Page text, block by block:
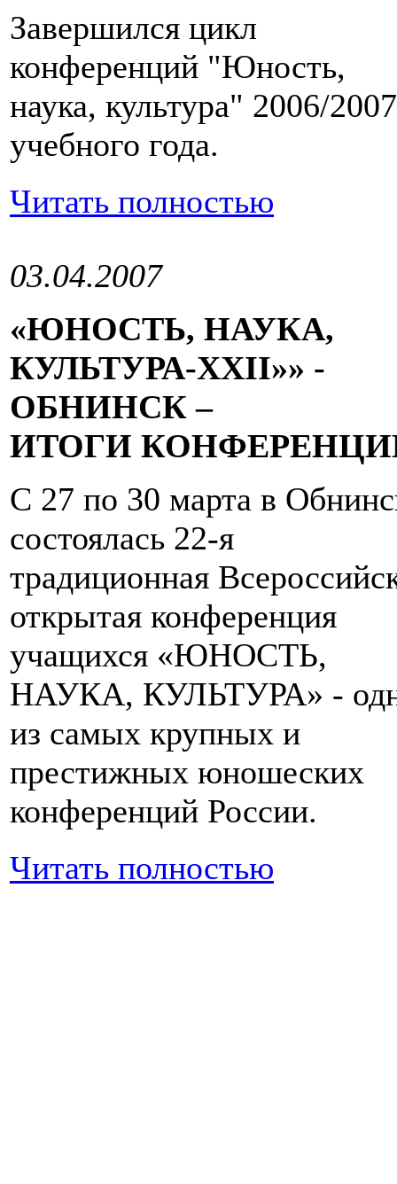
Завершился цикл
конференций "Юность,
наука, культура" 2006/2007
учебного года.
Читать полностью
03.04.2007
«ЮНОСТЬ, НАУКА,
КУЛЬТУРА-XXII»» -
ОБНИНСК –
ИТОГИ
С 27 по 30 марта в
состоялась 22-я
традиционная
открытая конференция
учащихся «ЮНОСТЬ,
НАУКА, КУЛЬТУРА» -
из самых крупных и
престижных юношеских
конференций России.
Читать полностью